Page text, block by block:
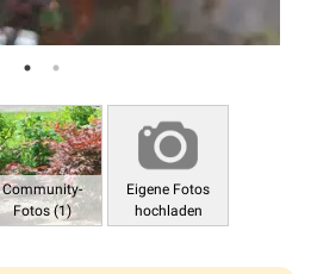
Community-
Fotos (1)
Eigene Fotos
hochladen